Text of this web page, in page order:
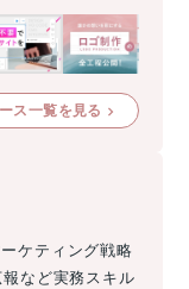
ス一覧を見る
ケティング戦略
など実務スキル